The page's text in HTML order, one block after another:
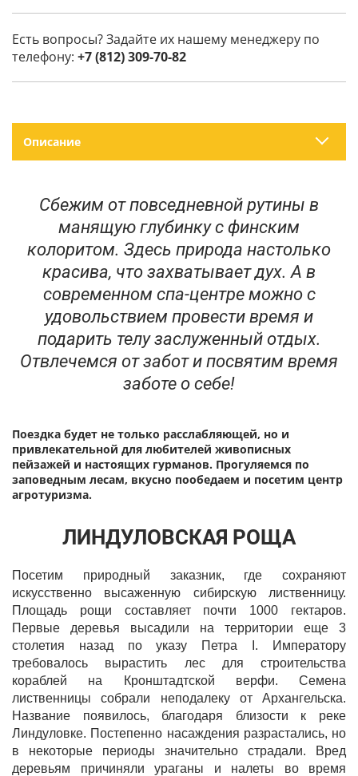
Есть вопросы? Задайте их нашему менеджеру по
телефону: +7 (812) 309-70-82
Описание
Сбежим от повседневной рутины в
манящую глубинку с финским
колоритом. Здесь природа настолько
красива, что захватывает дух. А в
современном спа-центре можно с
удовольствием провести время и
подарить телу заслуженный отдых.
Отвлечемся от забот и посвятим время
заботе о себе!
Поездка будет не только расслабляющей, но и
привлекательной для любителей живописных
пейзажей и настоящих гурманов. Прогуляемся по
заповедным лесам, вкусно пообедаем и посетим центр
агротуризма.
ЛИНДУЛОВСКАЯ РОЩА
Посетим природный заказник, где сохраняют
искусственно высаженную сибирскую лиственницу.
Площадь рощи составляет почти 1000 гектаров.
Первые деревья высадили на территории еще 3
столетия назад по указу Петра I. Императору
требовалось вырастить лес для строительства
кораблей на Кронштадтской верфи. Семена
лиственницы собрали неподалеку от Архангельска.
Название появилось, благодаря близости к реке
Линдуловке. Постепенно насаждения разрастались, но
в некоторые периоды значительно страдали. Вред
деревьям причиняли ураганы и налеты во время